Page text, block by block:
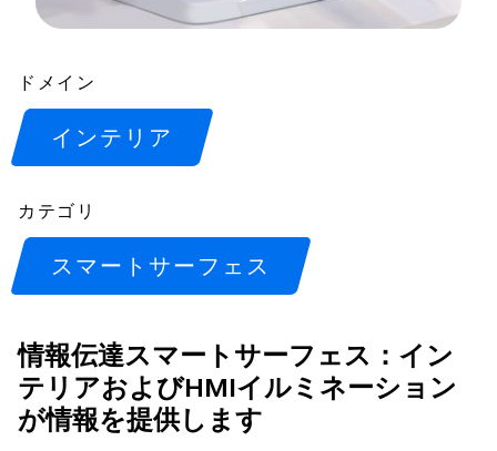
ドメイン
インテリア
カテゴリ
スマートサーフェス
情報伝達スマートサーフェス：イン
テリアおよびHMIイルミネーション
が情報を提供します